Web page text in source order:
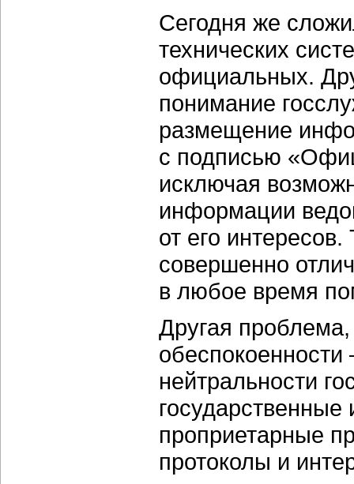
Сегодня же
технических
официальных.
понимание
размещение
с подписью
исключая
информации
от его
совершенно
в любое время
Другая
обеспокоенности
нейтральности
проприетарные
протоколы и